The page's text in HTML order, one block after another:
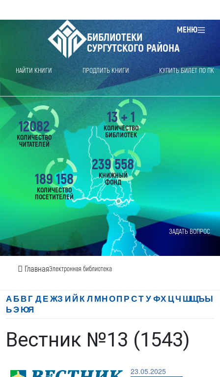
МЕНЮ
БИБЛИОТЕКИ
СУРГУТСКОГО РАЙОНА
НАЙТИ КНИГИ ПРОДЛИТЬ КНИГИ КУПИТЬ БИЛЕТ ПО ПК
ЗАДАТЬ ВОПРОС
ГлавнаяЭлектронная библиотека
12082
КОЛИЧЕСТВО
ЧИТАТЕЛЕЙ
189 158
КОЛИЧЕСТВО
ПОСЕТИТЕЛЕЙ
239 558
КНИЖНЫЙ
ФОНД
13 + 1
КОЛИЧЕСТВО
БИБЛИОТЕК
АБВГ ДЕЖЗ И Й К Л МНОП РСТ УФХ ЦЧ ШЩЪЫ
ЬЭЮЯ
Вестник №13 (1543)
23.05.2025